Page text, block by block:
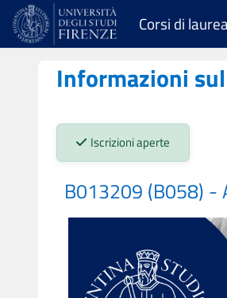
Vai al contenuto principale
Corsi di
Informazioni
Stato iscrizioni:
Iscrizioni aperte
B013209 (B058) -